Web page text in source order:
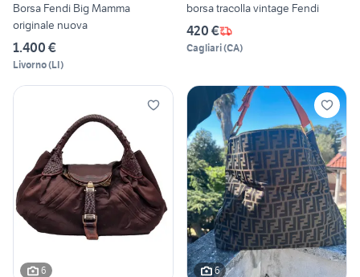
Borsa Fendi Big Mamma
originale nuova
1.400 €
Livorno(LI)
borsa tracolla vintage Fendi
420 €
Cagliari(CA)
6 6